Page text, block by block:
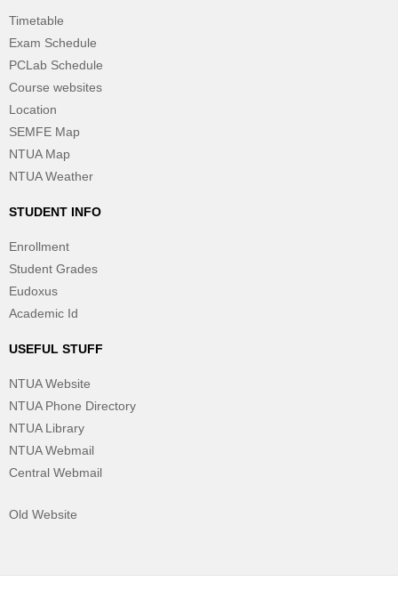
Timetable
Exam Schedule
PCLab Schedule
Course websites
Location
SEMFE Map
NTUA Map
NTUA Weather
STUDENT INFO
Enrollment
Student Grades
Eudoxus
Academic Id
USEFUL STUFF
NTUA Website
NTUA Phone Directory
NTUA Library
NTUA Webmail
Central Webmail
Old Website